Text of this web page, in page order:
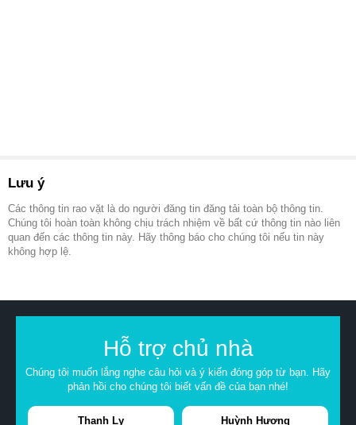
Lưu ý
Các thông tin rao vặt là do người đăng tin đăng tải toàn bộ thông tin.
Chúng tôi hoàn toàn không chịu trách nhiệm về bất cứ thông tin nào liên
quan đến các thông tin này. Hãy thông báo cho chúng tôi nếu tin này
không hợp lệ.
Hỗ trợ chủ nhà
Chúng tôi muốn lắng nghe câu hỏi và ý kiến đóng góp từ bạn. Hãy
phản hồi cho chúng tôi biết vấn đề của bạn nhé!
Thanh Ly
Huỳnh Hương